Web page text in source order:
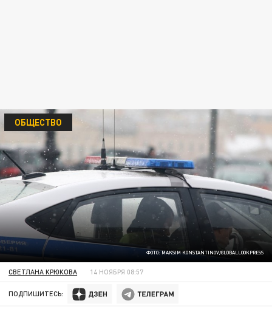
ФОТО: MAKSIM KONSTANTINOV/GLOBALLOOKPRESS
ОБЩЕСТВО
СВЕТЛАНА КРЮКОВА 14 НОЯБРЯ 08:57
ПОДПИШИТЕСЬ: